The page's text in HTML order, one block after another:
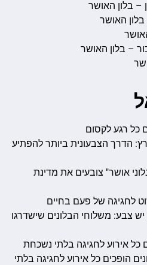
– בלון האושר
בלון האושר
– בלון האושר
כל רגע לקסום
הדרך הצבעונית ביותר להפתיע
אושר" צובעים את מדינת
לחגיגה של פעם בחיים
צבע: משלוחי הבלונים שישדרגו
כל אירוע לחגיגה בלתי נשכחת
הופכים כל אירוע לחגיגה בלתי